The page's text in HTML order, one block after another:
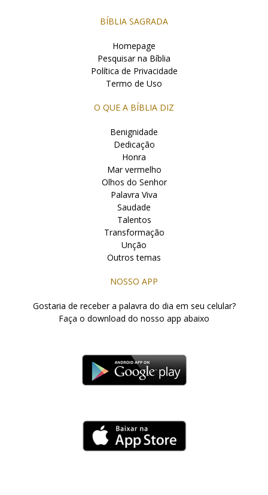
BÍBLIA SAGRADA
Homepage
Pesquisar na Bíblia
Política de Privacidade
Termo de Uso
O QUE A BÍBLIA DIZ
Benignidade
Dedicação
Honra
Mar vermelho
Olhos do Senhor
Palavra Viva
Saudade
Talentos
Transformação
Unção
Outros temas
NOSSO APP
Gostaria de receber a palavra do dia em seu celular?
Faça o download do nosso app abaixo